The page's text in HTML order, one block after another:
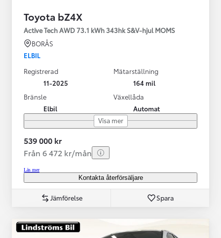
Toyota bZ4X
Active Tech AWD 73.1 kWh 343hk S&V-hjul MOMS
BORÅS
ELBIL
Registrerad
11-2025
Mätarställning
164 mil
Bränsle
Elbil
Växellåda
Automat
Visa mer
539 000 kr
Från 6 472 kr/mån
Läs mer
Kontakta återförsäljare
Jämförelse Spara